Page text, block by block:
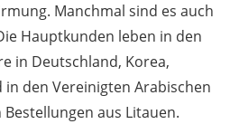
Manchmal sind es auch
Hauptkunden leben in den
in Deutschland, Korea,
den Vereinigten Arabischen
aus Litauen.